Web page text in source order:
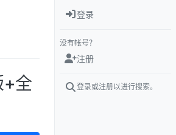
+全
登录
没有帐号？
注册
登录或注册以进行搜索。